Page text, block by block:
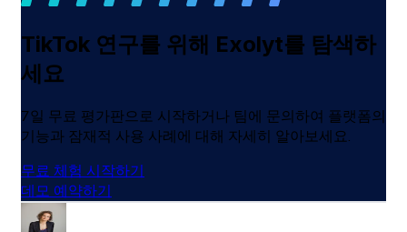
TikTok 연구를 위해 Exolyt를 탐색하
세요
7일 무료 평가판으로 시작하거나 팀에 문의하여 플랫폼의
기능과 잠재적 사용 사례에 대해 자세히 알아보세요.
무료 체험 시작하기
데모 예약하기